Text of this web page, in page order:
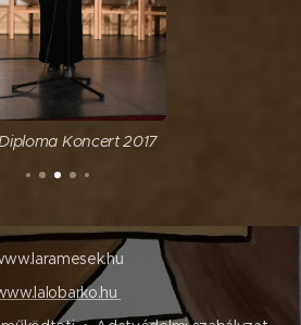
Koncert 2017